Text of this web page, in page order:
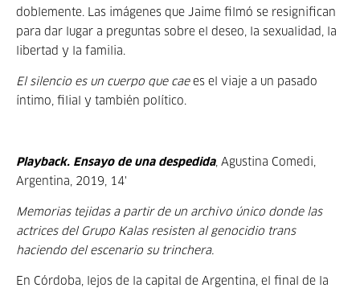
doblemente. Las imágenes que Jaime filmó se resignifican
para dar lugar a preguntas sobre el deseo, la sexualidad, la
libertad y la familia.
El silencio es un cuerpo que caees el viaje a un pasado
íntimo, filial y también político.
Playback. Ensayo de una despedida, Agustina Comedi,
Argentina, 2019, 14'
Memorias tejidas a partir de un archivo único donde las
actrices del Grupo Kalas resisten al genocidio trans
haciendo del escenario su trinchera.
En Córdoba, lejos de la capital de Argentina, el final de la